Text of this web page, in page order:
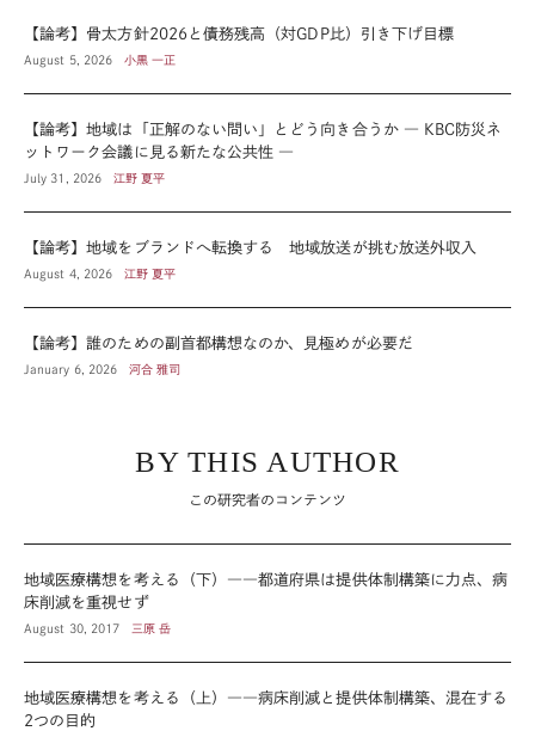
【論考】骨太方針2026と債務残高（対GDP比）引き下げ目標
August 5, 2026 小黒 一正
【論考】地域は「正解のない問い」とどう向き合うか ― KBC防災ネ
ットワーク会議に見る新たな公共性 ―
July 31, 2026 江野 夏平
【論考】地域をブランドへ転換する 地域放送が挑む放送外収入
August 4, 2026 江野 夏平
【論考】誰のための副首都構想なのか、見極めが必要だ
January 6, 2026 河合 雅司
BY THIS AUTHOR
この研究者のコンテンツ
地域医療構想を考える（下）――都道府県は提供体制構築に力点、病
床削減を重視せず
August 30, 2017 三原 岳
地域医療構想を考える（上）――病床削減と提供体制構築、混在する
2つの目的